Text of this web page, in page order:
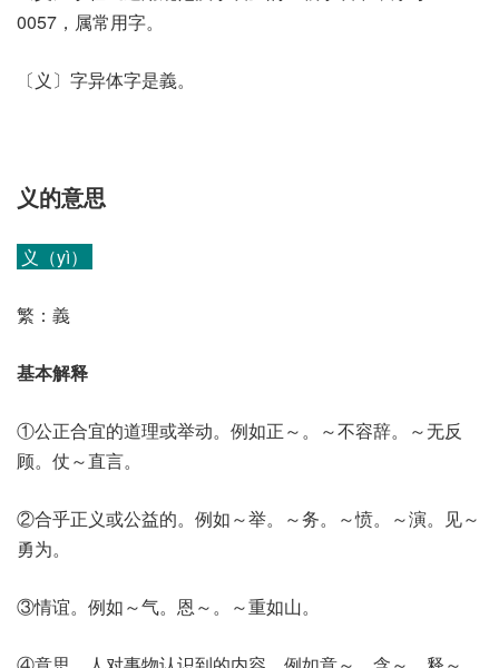
0057，属常用字。
〔义〕字异体字是義。
义的意思
义（yì）
繁：義
基本解释
①公正合宜的道理或举动。例如正～。～不容辞。～无反
顾。仗～直言。
②合乎正义或公益的。例如～举。～务。～愤。～演。见～
勇为。
③情谊。例如～气。恩～。～重如山。